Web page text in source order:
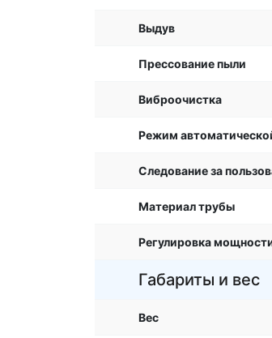
Выдув
Прессование пыли
Виброочистка
Режим
Следование за
Материал трубы
Регулировка
Габариты и вес
Вес